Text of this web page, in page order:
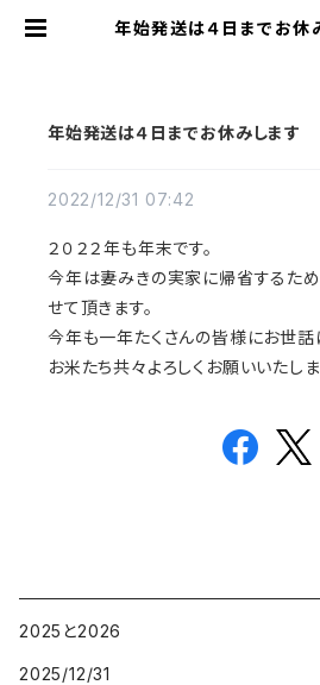
年始発送は４日までお休
年始発送は４日までお休みします
2022/12/31 07:42
２０２２年も年末です。
今年は妻みきの実家に帰省するた
せて頂きます。
今年も一年たくさんの皆様にお世話
お米たち共々よろしくお願いいたしま
2025と2026
2025/12/31